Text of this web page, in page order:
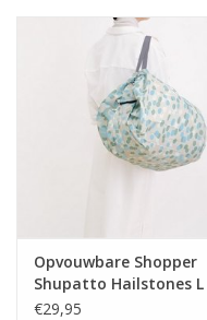
Opvouwbare Shopper
Shupatto Hailstones L
€29,95